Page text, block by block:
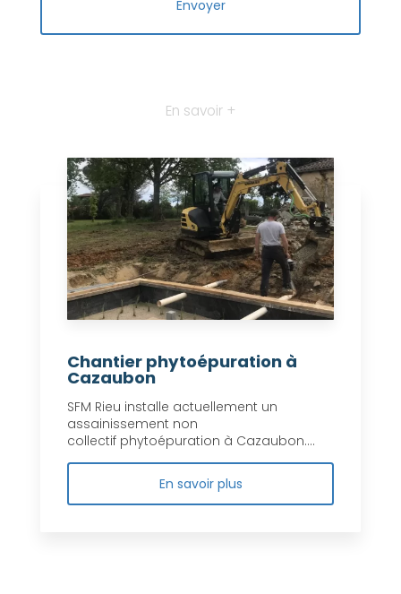
En savoir +
Chantier phytoépuration à
Cazaubon
SFM Rieu installe actuellement un
assainissement non
collectif phytoépuration à Cazaubon....
En savoir plus